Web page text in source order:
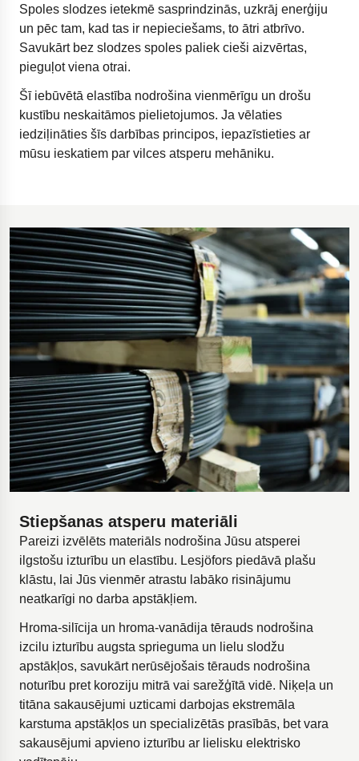
Spoles slodzes ietekmē sasprindzinās, uzkrāj enerģiju
un pēc tam, kad tas ir nepieciešams, to ātri atbrīvo.
Savukārt bez slodzes spoles paliek cieši aizvērtas,
pieguļot viena otrai.
Šī iebūvētā elastība nodrošina vienmērīgu un drošu
kustību neskaitāmos pielietojumos. Ja vēlaties
iedziļināties šīs darbības principos, iepazīstieties ar
mūsu ieskatiem par vilces atsperu mehāniku.
Stiepšanas atsperu materiāli
Pareizi izvēlēts materiāls nodrošina Jūsu atsperei
ilgstošu izturību un elastību. Lesjöfors piedāvā plašu
klāstu, lai Jūs vienmēr atrastu labāko risinājumu
neatkarīgi no darba apstākļiem.
Hroma-silīcija un hroma-vanādija tērauds nodrošina
izcilu izturību augsta sprieguma un lielu slodžu
apstākļos, savukārt nerūsējošais tērauds nodrošina
noturību pret koroziju mitrā vai sarežģītā vidē. Niķeļa un
titāna sakausējumi uzticami darbojas ekstremāla
karstuma apstākļos un specializētās prasībās, bet vara
sakausējumi apvieno izturību ar lielisku elektrisko